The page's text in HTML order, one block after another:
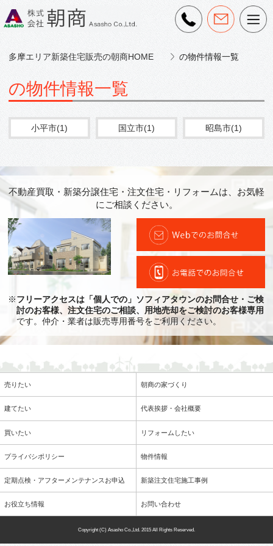
多摩エリア新築住宅販売の朝商HOME の物件情報一覧
の物件情報一覧
小平市(1) 国立市(1) 昭島市(1)
不動産買取・新築分譲住宅・注文住宅・リフォームは、お気軽
にご相談ください。
※フリーアクセスは「個人での」ソフィアタウンのお問合せ・ご検
討のお客様、注文住宅のご相談、用地売却をご検討のお客様専用
です。仲介・業者は販売専用番号をご利用ください。
売りたい 朝商の家づくり
建てたい 代表挨拶・会社概要
買いたい リフォームしたい
プライバシポリシー 物件情報
定期点検・アフターメンテナンスお申込 新築注文住宅施工事例
お役立ち情報 お問い合わせ
Copyright (C) Asasho Co.,Ltd. 2015 All Rights Reserved.